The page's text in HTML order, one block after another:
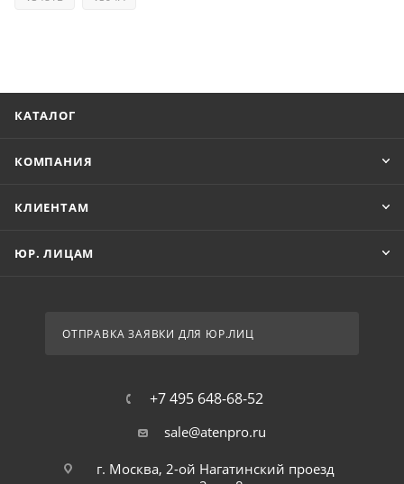
КАТАЛОГ
КОМПАНИЯ
КЛИЕНТАМ
ЮР. ЛИЦАМ
ОТПРАВКА ЗАЯВКИ ДЛЯ ЮР.ЛИЦ
+7 495 648-68-52
sale@atenpro.ru
г. Москва, 2-ой Нагатинский проезд